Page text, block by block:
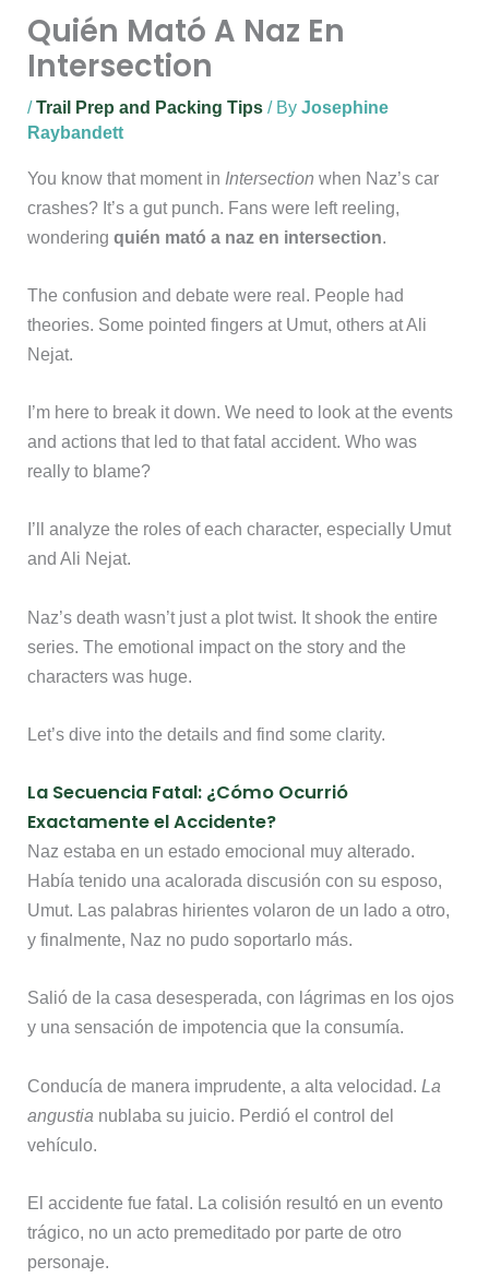
Quién Mató A Naz En
Intersection
/Trail Prep and Packing Tips / ByJosephine
Raybandett
You know that moment in Intersection when Naz’s car
crashes? It’s a gut punch. Fans were left reeling,
wonderingquién mató a naz en intersection.
The confusion and debate were real. People had
theories. Some pointed fingers at Umut, others at Ali
Nejat.
I’m here to break it down. We need to look at the events
and actions that led to that fatal accident. Who was
really to blame?
I’ll analyze the roles of each character, especially Umut
and Ali Nejat.
Naz’s death wasn’t just a plot twist. It shook the entire
series. The emotional impact on the story and the
characters was huge.
Let’s dive into the details and find some clarity.
La Secuencia Fatal: ¿Cómo Ocurrió
Exactamente el Accidente?
Naz estaba en un estado emocional muy alterado.
Había tenido una acalorada discusión con su esposo,
Umut. Las palabras hirientes volaron de un lado a otro,
y finalmente, Naz no pudo soportarlo más.
Salió de la casa desesperada, con lágrimas en los ojos
y una sensación de impotencia que la consumía.
Conducía de manera imprudente, a alta velocidad.La
angustia nublaba su juicio. Perdió el control del
vehículo.
El accidente fue fatal. La colisión resultó en un evento
trágico, no un acto premeditado por parte de otro
personaje.